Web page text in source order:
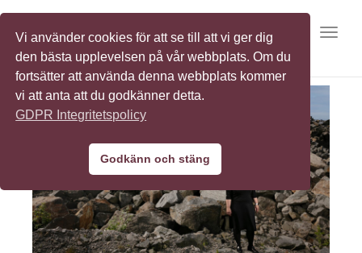
Vi använder cookies för att se till att vi ger dig
den bästa upplevelsen på vår webbplats. Om du
fortsätter att använda denna webbplats kommer
vi att anta att du godkänner detta.
GDPR Integritetspolicy
Godkänn och stäng